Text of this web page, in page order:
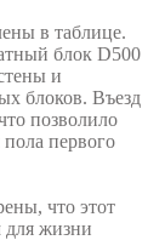
в таблице.
блок D500
и
блоков. Въезд
позволило
первого
что этот
жизни